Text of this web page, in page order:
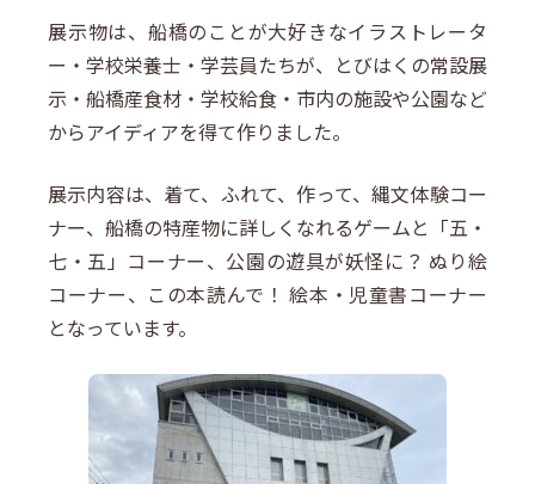
展示物は、船橋のことが大好きなイラストレータ
ー・学校栄養士・学芸員たちが、とびはくの常設展
示・船橋産食材・学校給食・市内の施設や公園など
からアイディアを得て作りました。
展示内容は、着て、ふれて、作って、縄文体験コー
ナー、船橋の特産物に詳しくなれるゲームと「五・
七・五」コーナー、公園の遊具が妖怪に？ ぬり絵
コーナー、この本読んで！ 絵本・児童書コーナー
となっています。